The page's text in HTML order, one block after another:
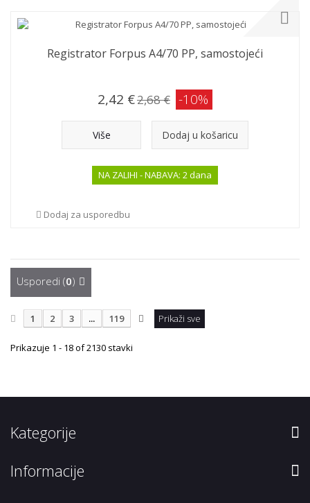
Registrator Forpus A4/70 PP, samostojeći
2,42 €2,68 € -10%
Više Dodaj u košaricu
NA ZALIHI - NABAVA: 2 dana
Dodaj za usporedbu
Usporedi (0)
Prikaži sve
1 2 3 ... 119
Prikazuje 1 - 18 of 2130 stavki
Kategorije
Informacije